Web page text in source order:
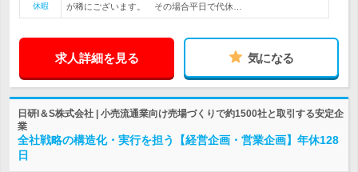
休暇
が稀にございます。 その場合平日で代休…
求人詳細を見る 気になる
日研I＆S株式会社 | 小売流通業向け売場づくりで約1500社と取引する安定企
業
全社戦略の構造化・実行を担う【経営企画・営業企画】年休128
日